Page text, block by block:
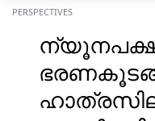
PERSPECTIVES
ന്യൂനപക്ഷ